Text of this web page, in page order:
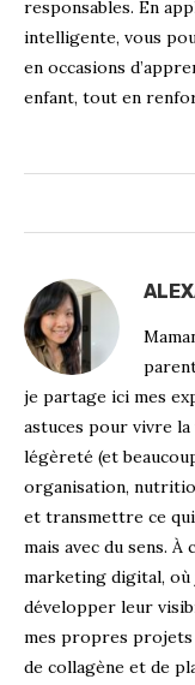
responsables. En
intelligente, vous
en occasions
enfant, tout en
je partage ici mes
astuces pour vivre la
légèreté (et
organisation,
et transmettre ce qui
mais avec du sens.
marketing digital, où
développer leur
mes propres projets
de collagène et de